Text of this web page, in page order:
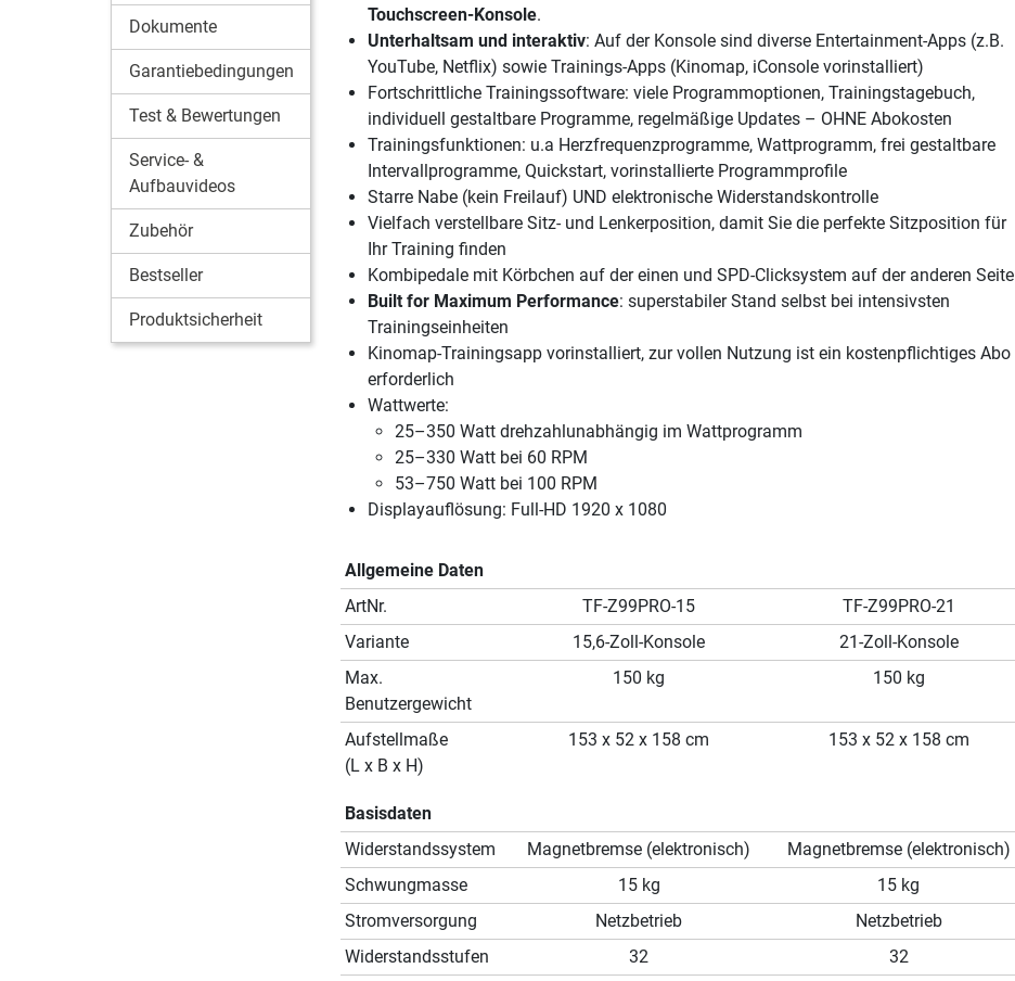
Dokumente
Garantiebedingungen
Test & Bewertungen
Service- &
Aufbauvideos
Zubehör
Bestseller
Produktsicherheit
Touchscreen-Konsole.
Unterhaltsam und interaktiv: Auf der Konsole sind diverse Entertainment-Apps (z.B.
YouTube, Netflix) sowie Trainings-Apps (Kinomap, iConsole vorinstalliert)
Fortschrittliche Trainingssoftware: viele Programmoptionen, Trainingstagebuch,
individuell gestaltbare Programme, regelmäßige Updates – OHNE Abokosten
Trainingsfunktionen: u.a Herzfrequenzprogramme, Wattprogramm, frei gestaltbare
Intervallprogramme, Quickstart, vorinstallierte Programmprofile
Starre Nabe (kein Freilauf) UND elektronische Widerstandskontrolle
Vielfach verstellbare Sitz- und Lenkerposition, damit Sie die perfekte Sitzposition für
Ihr Training finden
Kombipedale mit Körbchen auf der einen und SPD-Clicksystem auf der anderen Seite
Built for Maximum Performance: superstabiler Stand selbst bei intensivsten
Trainingseinheiten
Kinomap-Trainingsapp vorinstalliert, zur vollen Nutzung ist ein kostenpflichtiges Abo
erforderlich
Wattwerte:
25–350 Watt drehzahlunabhängig im Wattprogramm
25–330 Watt bei 60 RPM
53–750 Watt bei 100 RPM
Displayauflösung: Full-HD 1920 x 1080
Allgemeine Daten
ArtNr.
TF-Z99PRO-15
TF-Z99PRO-21
Variante
15,6-Zoll-Konsole
21-Zoll-Konsole
Max.
Benutzergewicht
150 kg 150 kg
Aufstellmaße
(L x B x H)
153 x 52 x 158 cm 153 x 52 x 158 cm
Basisdaten
Widerstandssystem
Magnetbremse (elektronisch)
Magnetbremse (elektronisch)
Schwungmasse
15 kg
15 kg
Stromversorgung
Netzbetrieb
Netzbetrieb
Widerstandsstufen
32 32